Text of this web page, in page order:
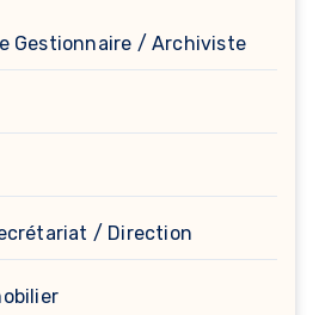
Gestionnaire / Archiviste
/ Direction